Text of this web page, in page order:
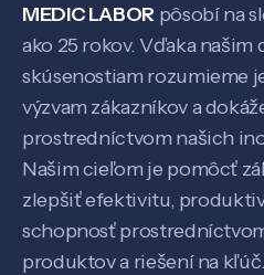
MEDIC LABOR pôsobí na
ako 25 rokov. Vďaka
skúsenostiam rozumieme
výzvam zákazníkov a
prostredníctvom našich
Našim cieľom je pomôcť
zlepšiť efektivitu,
schopnosť
produktov a riešení na kľúč.